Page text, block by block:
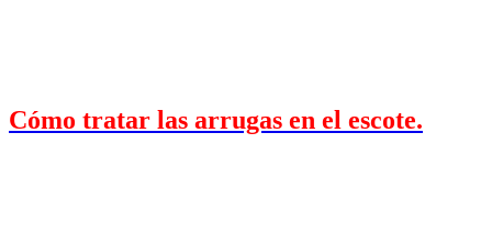
Cómo tratar las arrugas en el escote.